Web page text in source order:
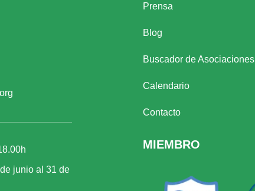
junio al 31 de
Prensa
Blog
Buscador de Asociaciones
Calendario
Contacto
MIEMBRO